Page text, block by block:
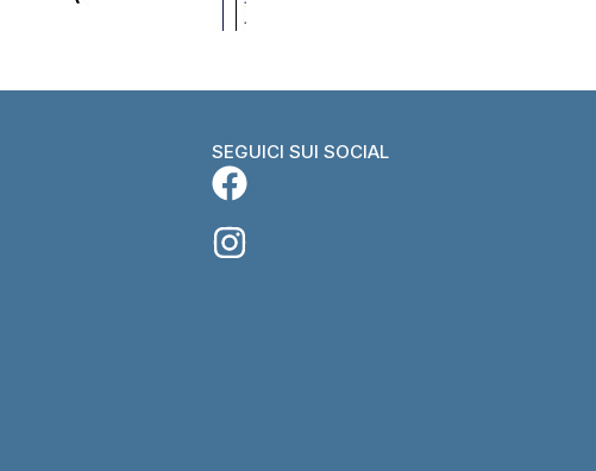
SEGUICI SUI SOCIAL